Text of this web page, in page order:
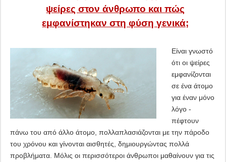
ψείρες στον άνθρωπο και πώς
εμφανίστηκαν στη φύση γενικά;
Είναι γνωστό
ότι οι ψείρες
εμφανίζονται
σε ένα άτομο
για έναν μόνο
λόγο -
πέφτουν
πάνω του από άλλο άτομο, πολλαπλασιάζονται με την πάροδο
του χρόνου και γίνονται αισθητές, δημιουργώντας πολλά
προβλήματα. Μόλις οι περισσότεροι άνθρωποι μαθαίνουν για τις